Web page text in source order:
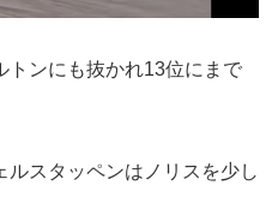
トンにも抜かれ13位にまで
スタッペンはノリスを少し